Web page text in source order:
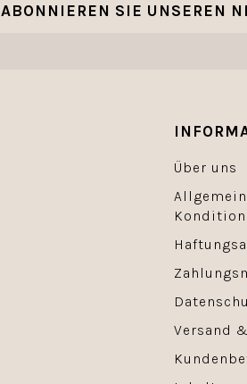
ABONNIEREN SIE UNSEREN
Über uns
Versand